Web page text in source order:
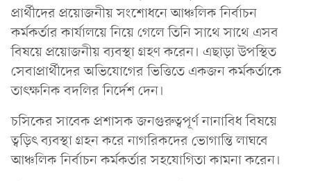
প্রার্থীদের প্রয়োজনীয় সংশোধনে আঞ্চলিক নির্বাচন
কর্মকর্তার কার্যালয়ে নিয়ে গেলে তিনি সাথে সাথে এসব
বিষয়ে প্রয়োজনীয় ব্যবস্থা গ্রহণ করেন। এছাড়া উপস্থিত
সেবাপ্রার্থীদের অভিযোগের ভিত্তিতে একজন কর্মকর্তাকে
তাৎক্ষনিক বদলির নির্দেশ দেন।
চসিকের সাবেক প্রশাসক জনগুরুত্বপূর্ণ নানাবিধ বিষয়ে
ত্বড়িৎ ব্যবস্থা গ্রহন করে নাগরিকদের ভোগান্তি লাঘবে
আঞ্চলিক নির্বাচন কর্মকর্তার সহযোগিতা কামনা করেন।